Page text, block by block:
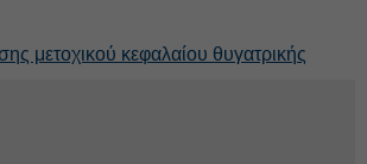
μετοχικού κεφαλαίου θυγατρικής